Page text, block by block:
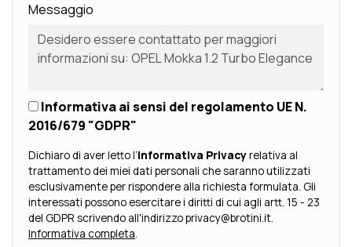
Messaggio
Informativa ai sensi del regolamento UE N.
2016/679 "GDPR"
Dichiaro di aver letto l’Informativa Privacyrelativa al
trattamento dei miei dati personali che saranno utilizzati
esclusivamente per rispondere alla richiesta formulata. Gli
interessati possono esercitare i diritti di cui agli artt. 15 - 23
del GDPR scrivendo all'indirizzo privacy@brotini.it.
Informativa completa.